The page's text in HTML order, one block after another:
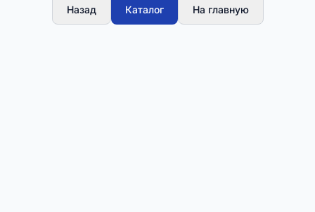
Назад Каталог На главную